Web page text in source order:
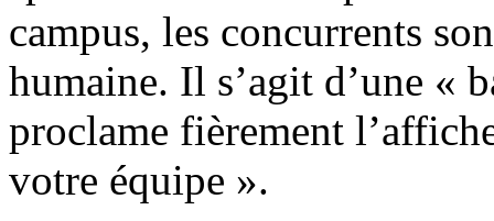
campus, les concurrents
humaine. Il s’agit d’une «
proclame fièrement
votre équipe ».